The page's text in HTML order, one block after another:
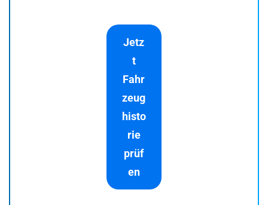
Jetz
t
Fahr
zeug
histo
rie
prüf
en